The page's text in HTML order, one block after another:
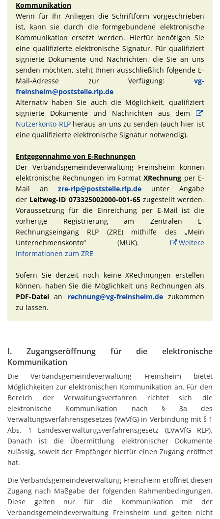
Kommunikation
Wenn für Ihr Anliegen die Schriftform vorgeschrieben
ist, kann sie durch die formgebundene elektronische
Kommunikation ersetzt werden. Hierfür benötigen Sie
eine qualifizierte elektronische Signatur. Für qualifiziert
signierte Dokumente und Nachrichten, die Sie an uns
senden möchten, steht Ihnen ausschließlich folgende E-
Mail-Adresse zur Verfügung: vg-
freinsheim@poststelle.rlp.de
Alternativ haben Sie auch die Möglichkeit, qualifiziert
signierte Dokumente und Nachrichten aus dem
Nutzerkonto RLPheraus an uns zu senden (auch hier ist
eine qualifizierte elektronische Signatur notwendig).
Entgegennahme von E-Rechnungen
Der Verbandsgemeindeverwaltung Freinsheim können
elektronische Rechnungen im FormatXRechnung per E-
Mail an zre-rlp@poststelle.rlp.de unter Angabe
der Leitweg-ID 073325002000-001-65zugestellt werden.
Voraussetzung für die Einreichung per E-Mail ist die
vorherige Registrierung am Zentralen E-
Rechnungseingang RLP (ZRE) mithilfe des „Mein
Unternehmenskonto“ (MUK).
Weitere
Informationen zum ZRE
Sofern Sie derzeit noch keine XRechnungen erstellen
können, haben Sie die Möglichkeit uns Rechnungen als
PDF-Datei an rechnung@vg-freinsheim.dezukommen
zu lassen.
I. Zugangseröffnung für die elektronische
Kommunikation
Die Verbandsgemeindeverwaltung Freinsheim bietet
Möglichkeiten zur elektronischen Kommunikation an. Für den
Bereich der Verwaltungsverfahren richtet sich die
elektronische Kommunikation nach § 3a des
Verwaltungsverfahrensgesetzes (VwVfG) in Verbindung mit § 1
Abs. 1 Landesverwaltungsverfahrensgesetz (LVwVfG RLP).
Danach ist die Übermittlung elektronischer Dokumente
zulässig, soweit der Empfänger hierfür einen Zugang eröffnet
hat.
Die Verbandsgemeindeverwaltung Freinsheim eröffnet diesen
Zugang nach Maßgabe der folgenden Rahmenbedingungen.
Diese gelten nur für die Kommunikation mit der
Verbandsgemeindeverwaltung Freinsheim und gelten nicht